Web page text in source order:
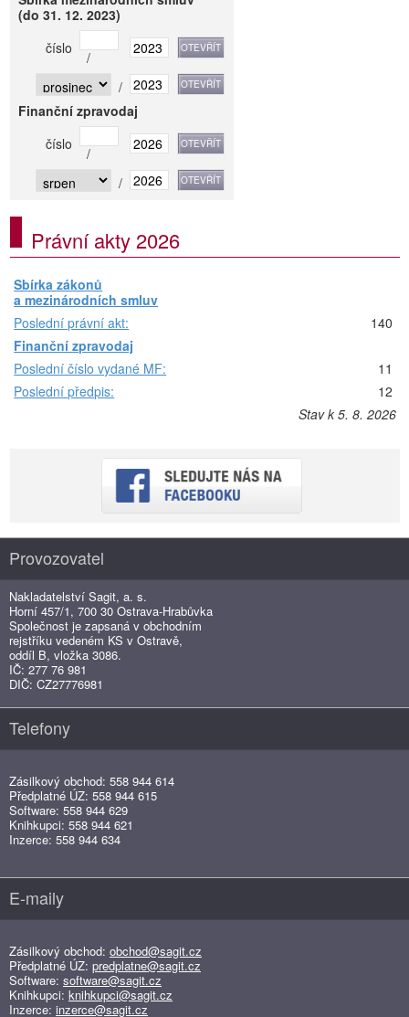
(do 31. 12. 2023)
číslo
/
/
Finanční zpravodaj
číslo
/
/
Právní akty 2026
Sbírka zákonů
a mezinárodních smluv
Poslední právní akt:
140
Finanční zpravodaj
Poslední číslo vydané MF:
11
Poslední předpis:
12
Stav k 5. 8. 2026
Provozovatel
Nakladatelství Sagit, a. s.
Horní 457/1, 700 30 Ostrava-Hrabůvka
Společnost je zapsaná v obchodním
rejstříku vedeném KS v Ostravě,
oddíl B, vložka 3086.
IČ: 277 76 981
DIČ: CZ27776981
Telefony
Zásilkový obchod: 558 944 614
Předplatné ÚZ: 558 944 615
Software: 558 944 629
Knihkupci: 558 944 621
Inzerce: 558 944 634
E-maily
Zásilkový obchod: obchod@sagit.cz
Předplatné ÚZ: predplatne@sagit.cz
Software: software@sagit.cz
Knihkupci: knihkupci@sagit.cz
Inzerce: inzerce@sagit.cz